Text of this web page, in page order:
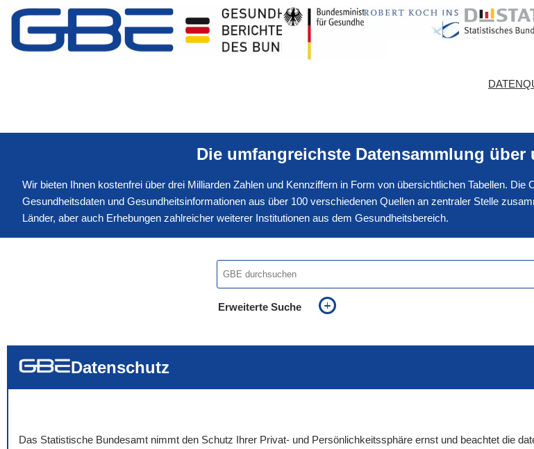
Die umfangreichste Datensammlung
Wir bieten Ihnen kostenfrei über drei Milliarden Zahlen und Kennziffern in Form von übersichtlichen Tabellen.
Gesundheitsdaten und Gesundheitsinformationen aus über 100 verschiedenen Quellen an zentraler Stelle
Länder, aber auch Erhebungen zahlreicher weiterer Institutionen aus dem Gesundheitsbereich.
Erweiterte Suche
Datenschutz
Das Statistische Bundesamt nimmt den Schutz Ihrer Privat- und Persönlichkeitssphäre ernst und beachtet die